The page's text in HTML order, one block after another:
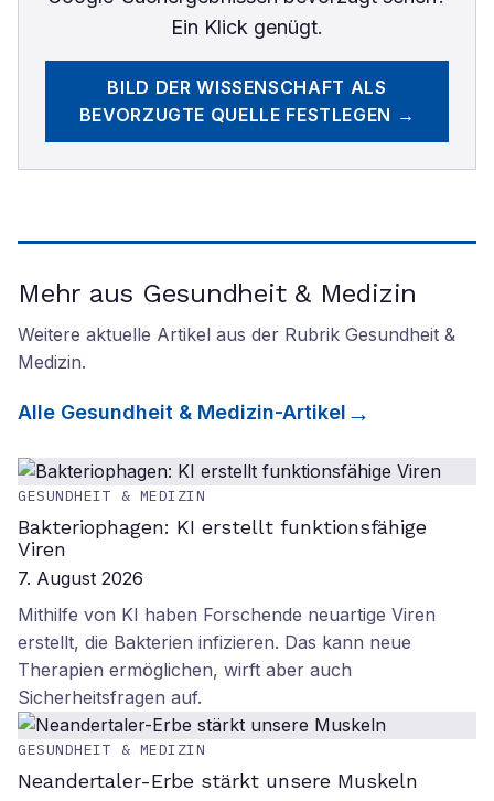
Ein Klick genügt.
BILD DER WISSENSCHAFT ALS
BEVORZUGTE QUELLE FESTLEGEN →
Mehr aus Gesundheit & Medizin
Weitere aktuelle Artikel aus der Rubrik Gesundheit &
Medizin.
Alle Gesundheit & Medizin-Artikel
GESUNDHEIT & MEDIZIN
Bakteriophagen: KI erstellt funktionsfähige
Viren
7. August 2026
Mithilfe von KI haben Forschende neuartige Viren
erstellt, die Bakterien infizieren. Das kann neue
Therapien ermöglichen, wirft aber auch
Sicherheitsfragen auf.
GESUNDHEIT & MEDIZIN
Neandertaler-Erbe stärkt unsere Muskeln